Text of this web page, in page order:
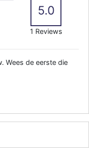
5.0
1 Reviews
Wees de eerste die